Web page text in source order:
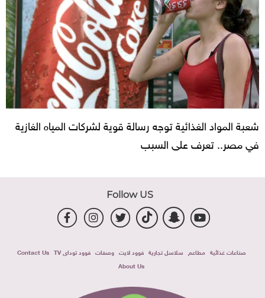
شعبة المواد الغذائية توجه رسالة قوية لشركات المياه الغازية
في مصر.. تعرف على السبب
Follow US
صناعات غذائية مطاعم سلاسل تجارية فوود لايت وصفات فوود توداى TV
Contact Us
About Us